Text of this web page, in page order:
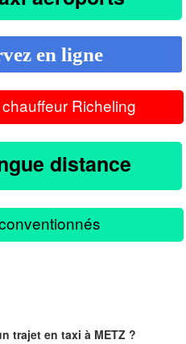
en ligne
Richeling
distance
trajet en taxi à METZ ?